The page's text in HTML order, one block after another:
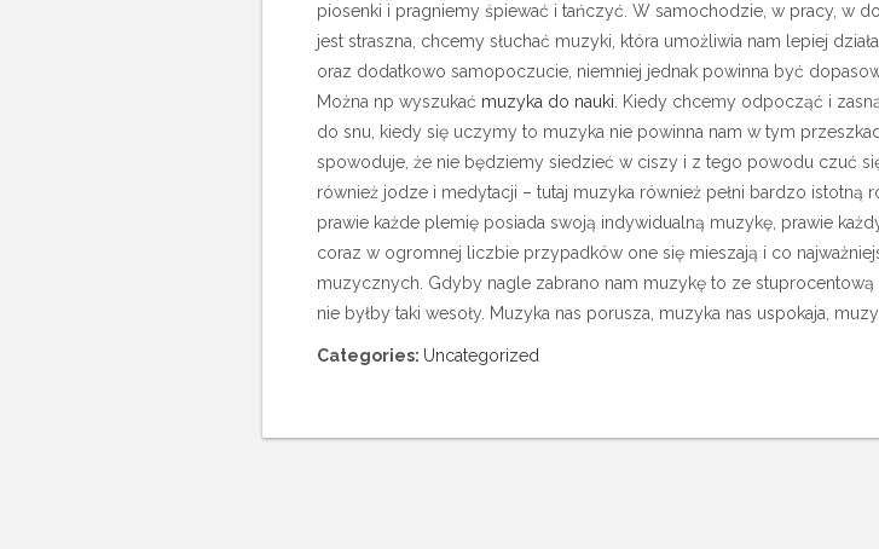
piosenki i pragniemy śpiewać i tańczyć. W samochodzie, w pracy, w
jest straszna, chcemy słuchać muzyki, która umożliwia nam lepiej
oraz dodatkowo samopoczucie, niemniej jednak powinna być
Można np wyszukać muzyka do nauki . Kiedy chcemy odpocząć i
do snu, kiedy się uczymy to muzyka nie powinna nam w tym
spowoduje, że nie będziemy siedzieć w ciszy i z tego powodu czuć
również jodze i medytacji – tutaj muzyka również pełni bardzo istotną
prawie każde plemię posiada swoją indywidualną muzykę, prawie
coraz w ogromnej liczbie przypadków one się mieszają i co
muzycznych. Gdyby nagle zabrano nam muzykę to ze
nie byłby taki wesoły. Muzyka nas porusza, muzyka nas uspokaja,
Categories: Uncategorized